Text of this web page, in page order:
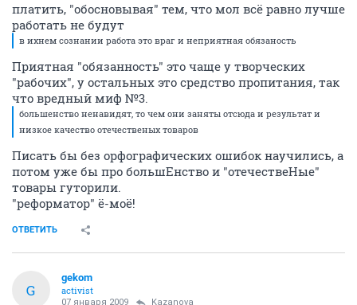
платить, "обосновывая" тем, что мол всё равно лучше
работать не будут
в ихнем сознании работа это враг и неприятная обязаность
Приятная "обязанность" это чаще у творческих
"рабочих", у остальных это средство пропитания, так
что вредный миф №3.
большенство ненавидят, то чем они заняты отсюда и результат и
низкое качество отечественых товаров
Писать бы без орфографических ошибок научились, а
потом уже бы про большЕнство и "отечествеНые"
товары гуторили.
"реформатор" ё-моё!
ОТВЕТИТЬ
G
gekom
activist
07 января 2009 Kazanova